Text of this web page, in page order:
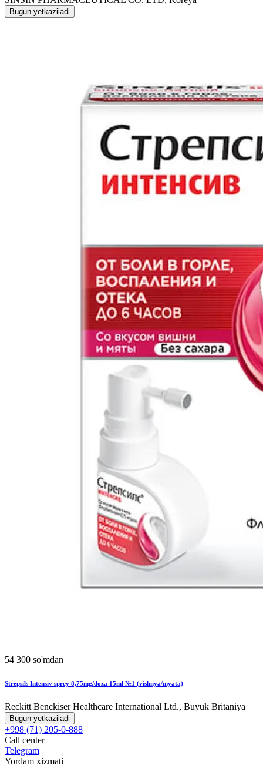
Bugun yetkaziladi
54 300 so'mdan
Strepsils Intensiv sprey 8,75mg/doza 15ml №1 (vishnya/myata)
Reckitt Benckiser Healthcare International Ltd., Buyuk Britaniya
Bugun yetkaziladi
+998 (71) 205-0-888
Call center
Telegram
Yordam xizmati